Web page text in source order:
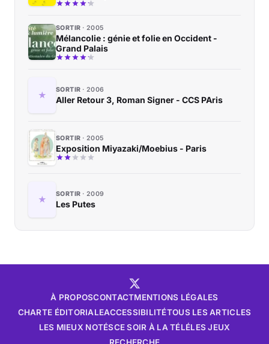
SORTIR 2005
Mélancolie : génie et folie en Occident -
Grand Palais
SORTIR 2006
Aller Retour 3, Roman Signer - CCS PAris
SORTIR 2005
Exposition Miyazaki/Moebius - Paris
SORTIR 2009
Les Putes
À PROPOSCONTACTMENTIONS LÉGALES
CHARTE ÉDITORIALEACCESSIBILITÉTOUS LES ARTICLES
LES MIEUX NOTÉSCE SOIR À LA TÉLÉLES JEUX
RECHERCHE